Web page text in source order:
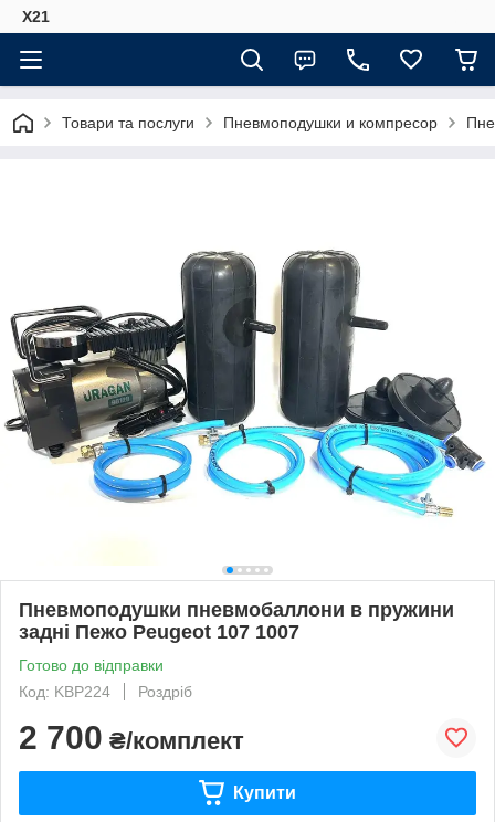
Х21
Товари та послуги Пневмоподушки и компресор
Пневмоподушки пневмобаллони в пружини
задні Пежо Peugeot 107 1007
Готово до відправки
Код: KBP224
Роздріб
2 700 ₴/комплект
Купити